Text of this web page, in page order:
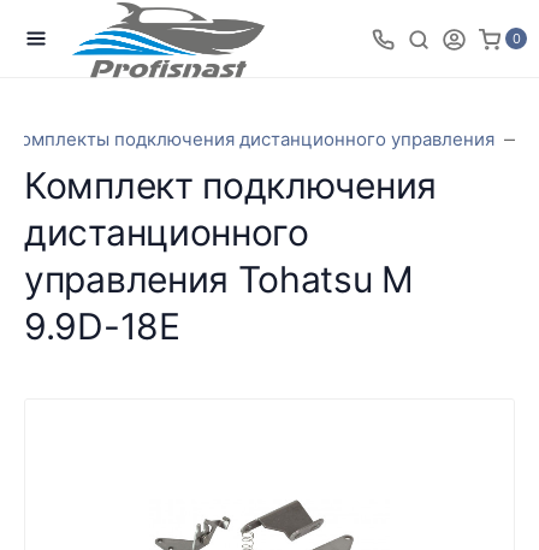
0
Комплекты подключения дистанционного управления
Комплект подключения
дистанционного
управления Tohatsu M
9.9D-18E